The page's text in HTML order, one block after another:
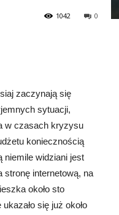
0
1042
zaczynają się
sytuacji,
w czasach kryzysu
koniecznością
niemile widziani jest
stronę internetową, na
około sto
się już około